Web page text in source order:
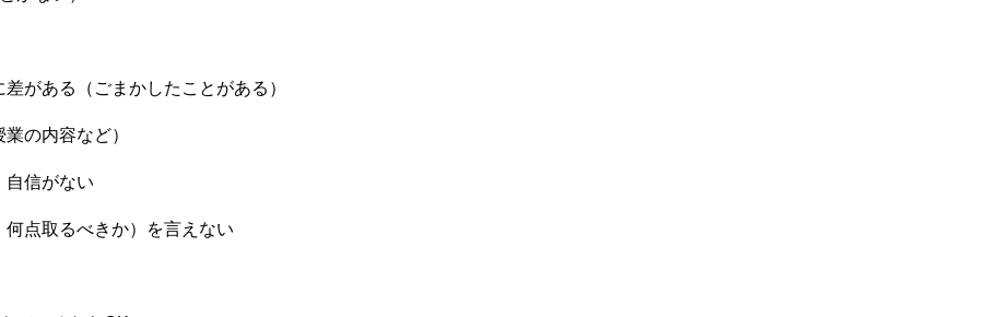
がある（ごまかしたことがある）
の内容など）
信がない
点取るべきか）を言えない